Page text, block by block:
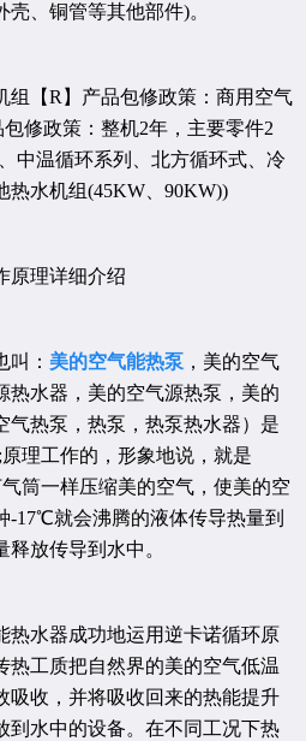
、铜管等其他部件)。
组【R】产品包修政策：商用空气
修政策：整机2年，主要零件2
中温循环系列、北方循环式、冷
热水机组(45KW、90KW))
理详细介绍
： 美的空气能热泵 ，美的空气
热水器，美的空气源热泵，美的
气热泵，热泵，热泵热水器）是
理工作的，形象地说，就是
筒一样压缩美的空气，使美的空
-17℃就会沸腾的液体传导热量到
放传导到水中。
水器成功地运用逆卡诺循环原
热工质把自然界的美的空气低温
吸收，并将吸收回来的热能提升
到水中的设备。在不同工况下热